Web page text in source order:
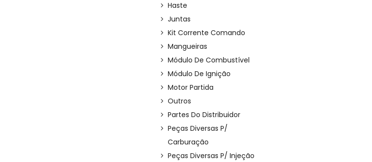
Haste
Juntas
Kit Corrente Comando
Mangueiras
Módulo De Combustível
Módulo De Ignição
Motor Partida
Outros
Partes Do Distribuidor
Peças Diversas P/
Carburação
Peças Diversas P/ Injeção